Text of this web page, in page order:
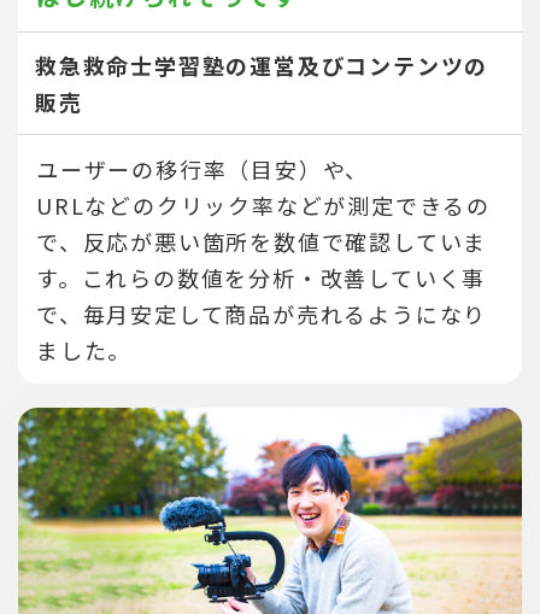
救急救命士学習塾の運営及びコンテンツの
販売
ユーザーの移行率（目安）や、
URLなどのクリック率などが測定できるの
で、反応が悪い箇所を数値で確認していま
す。
これらの数値を分析・改善していく事
で、毎月安定して商品が売れるようになり
ました。